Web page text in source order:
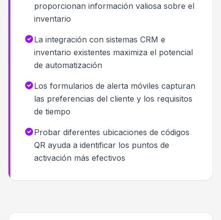
proporcionan información valiosa sobre el
inventario
La integración con sistemas CRM e
inventario existentes maximiza el potencial
de automatización
Los formularios de alerta móviles capturan
las preferencias del cliente y los requisitos
de tiempo
Probar diferentes ubicaciones de códigos
QR ayuda a identificar los puntos de
activación más efectivos